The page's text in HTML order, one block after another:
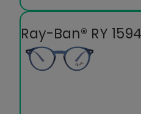
Ray-Ban® RY